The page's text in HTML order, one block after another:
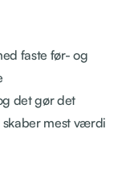
faste før- og
det gør det
mest værdi